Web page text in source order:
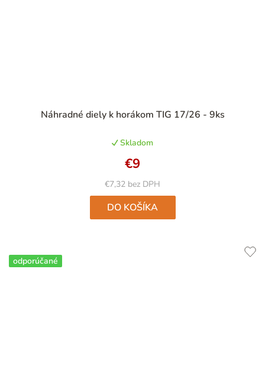
Náhradné diely k horákom TIG 17/26 - 9ks
hodnotenie
je
5,0
z
5
hviezdičiek.
Skladom
€7,32 bez DPH
€9
DO KOŠÍKA
odporúčané